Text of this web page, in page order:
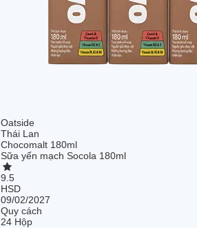
Oatside
Thái Lan
Chocomalt 180ml
Sữa yến mạch Socola 180ml
9.5
HSD
09/02/2027
Quy cách
24 Hộp